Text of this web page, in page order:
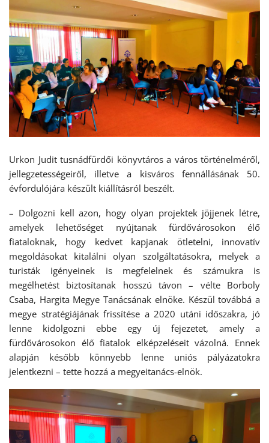
Urkon Judit tusnádfürdői könyvtáros a város történelméről,
jellegzetességeiről, illetve a kisváros fennállásának 50.
évfordulójára készült kiállításról beszélt.
– Dolgozni kell azon, hogy olyan projektek jöjjenek létre,
amelyek lehetőséget nyújtanak fürdővárosokon élő
fiataloknak, hogy kedvet kapjanak ötletelni, innovatív
megoldásokat kitalálni olyan szolgáltatásokra, melyek a
turisták igényeinek is megfelelnek és számukra is
megélhetést biztosítanak hosszú távon – vélte Borboly
Csaba, Hargita Megye Tanácsának elnöke. Készül továbbá a
megye stratégiájának frissítése a 2020 utáni időszakra, jó
lenne kidolgozni ebbe egy új fejezetet, amely a
fürdővárosokon élő fiatalok elképzeléseit vázolná. Ennek
alapján később könnyebb lenne uniós pályázatokra
jelentkezni – tette hozzá a megyeitanács-elnök.